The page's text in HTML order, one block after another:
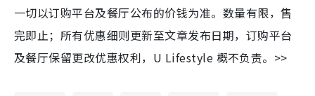
一切以订购平台及餐厅公布的价钱为准。数量有限，售
完即止；所有优惠细则更新至文章发布日期，订购平台
及餐厅保留更改优惠权利，U Lifestyle 概不负责。>>